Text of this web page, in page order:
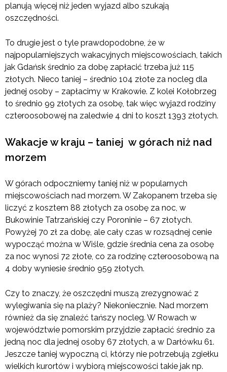
planują więcej niż jeden wyjazd albo szukają
oszczędności.
To drugie jest o tyle prawdopodobne, że w
najpopularniejszych wakacyjnych miejscowościach, takich
jak Gdańsk średnio za dobę zapłacić trzeba już 115
złotych. Nieco taniej – średnio 104 złote za nocleg dla
jednej osoby – zapłacimy w Krakowie. Z kolei Kołobrzeg
to średnio 99 złotych za osobę, tak więc wyjazd rodziny
czteroosobowej na zaledwie 4 dni to koszt 1393 złotych.
Wakacje w kraju – taniej w górach niż nad
morzem
W górach odpoczniemy taniej niż w popularnych
miejscowościach nad morzem. W Zakopanem trzeba się
liczyć z kosztem 88 złotych za osobę za noc, w
Bukowinie Tatrzańskiej czy Poroninie – 67 złotych.
Powyżej 70 zł za dobę, ale cały czas w rozsądnej cenie
wypocząć można w Wiśle, gdzie średnia cena za osobę
za noc wynosi 72 złote, co za rodzinę czteroosobową na
4 doby wyniesie średnio 959 złotych.
Czy to znaczy, że oszczędni muszą zrezygnować z
wylegiwania się na plaży? Niekoniecznie. Nad morzem
również da się znaleźć tańszy nocleg. W Rowach w
województwie pomorskim przyjdzie zapłacić średnio za
jedną noc dla jednej osoby 67 złotych, a w Darłówku 61.
Jeszcze taniej wypoczną ci, którzy nie potrzebują zgiełku
wielkich kurortów i wybiorą miejscowości takie jak np.